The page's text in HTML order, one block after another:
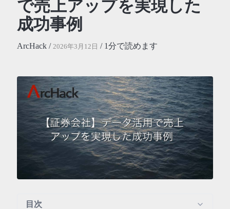
で売上アップを実現した
成功事例
ArcHack / 2026年3月12日 / 1分で読めます
目次